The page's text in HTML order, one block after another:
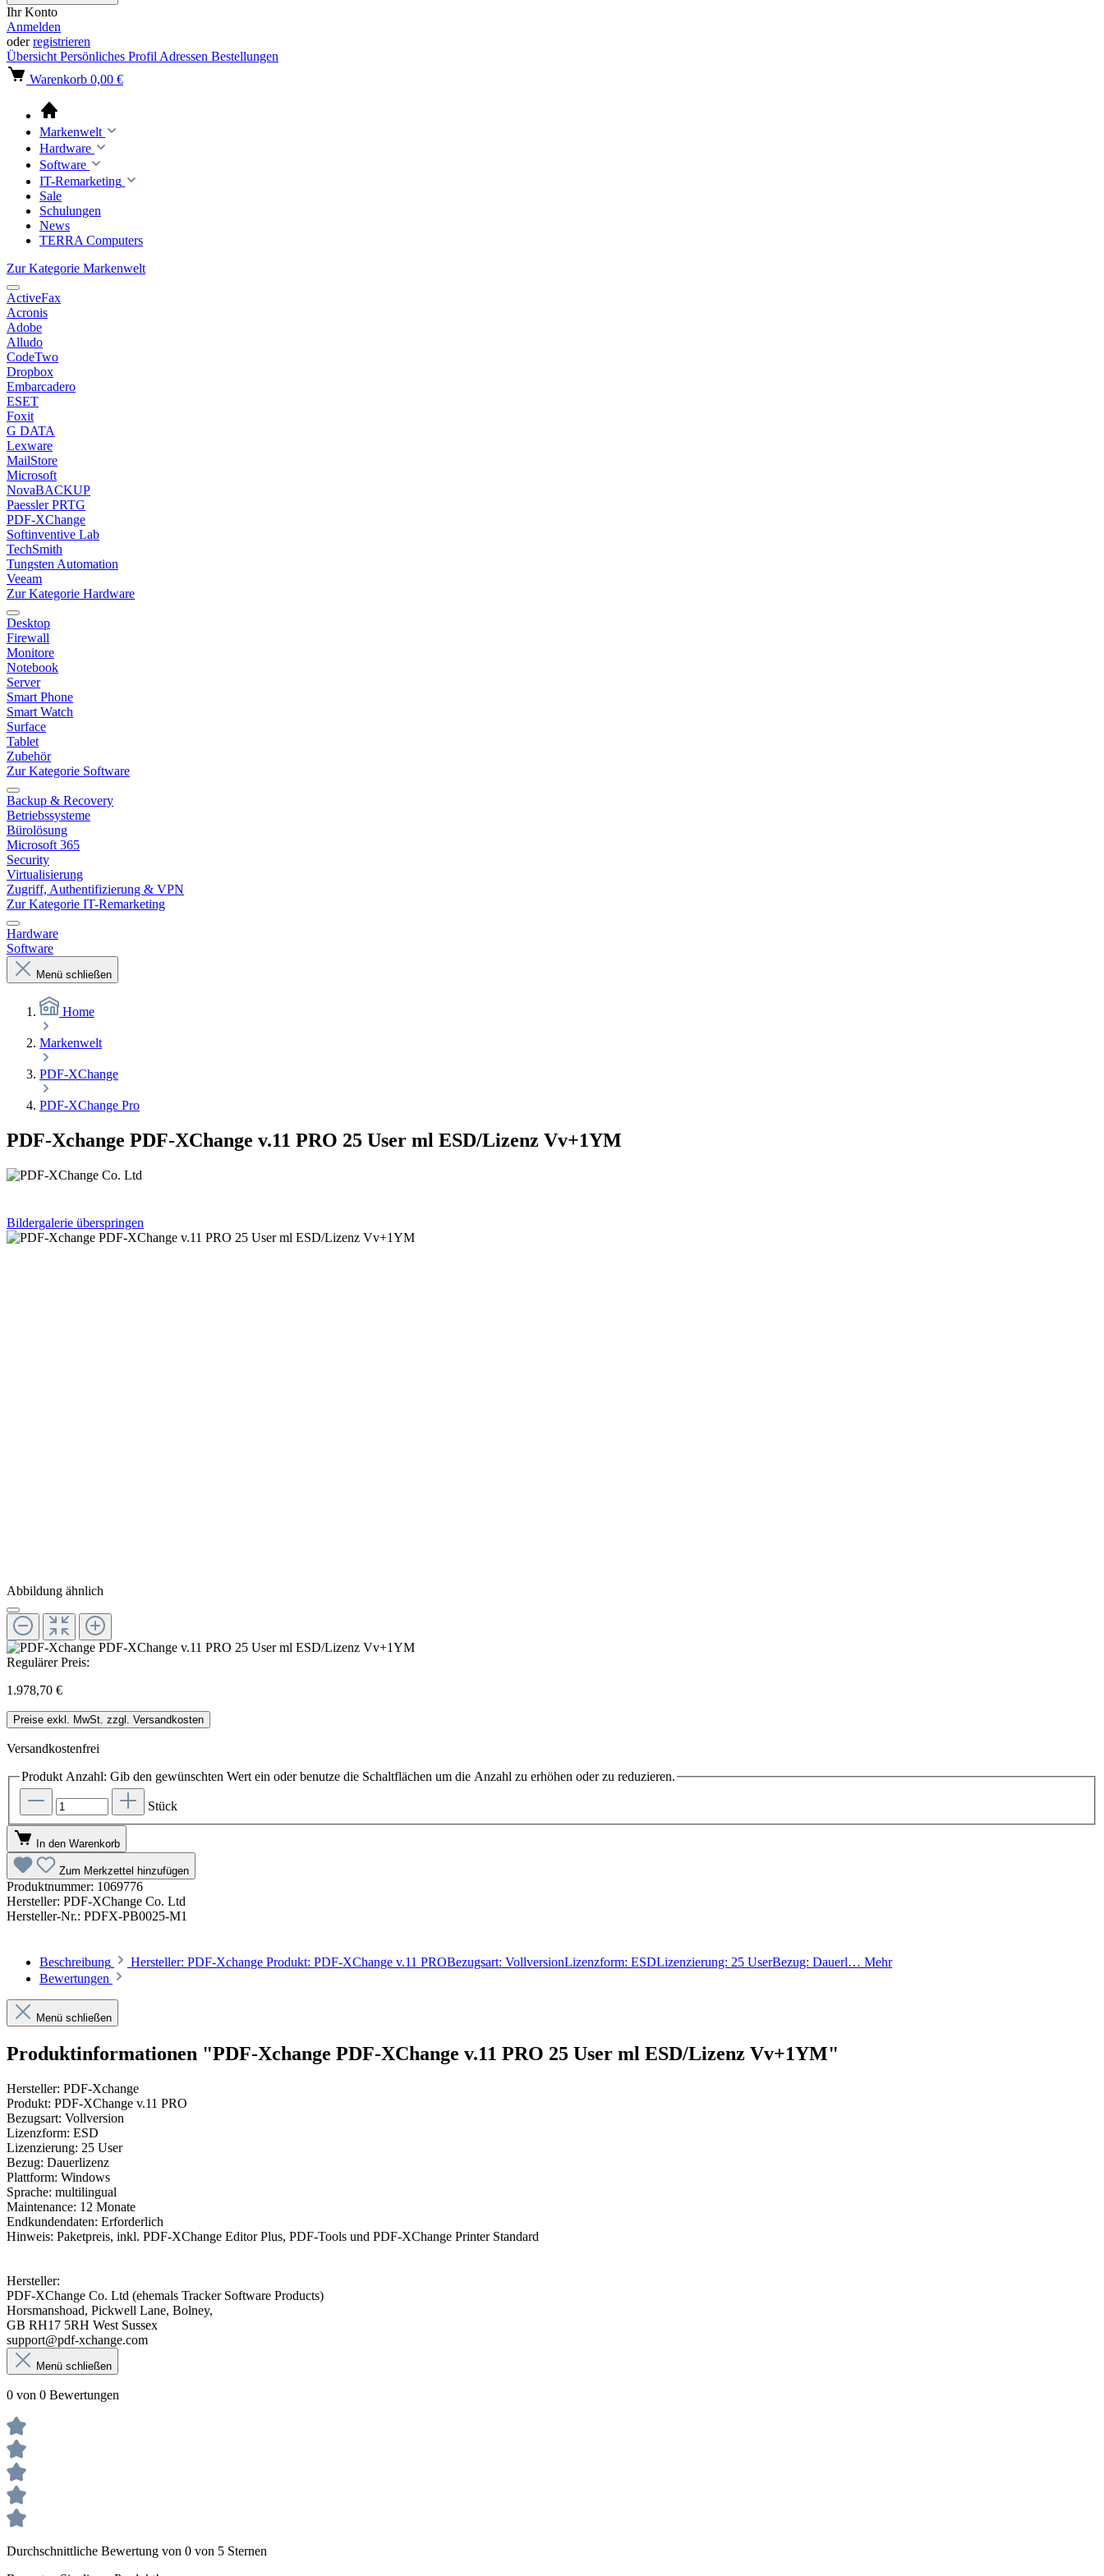
Ihr Konto
Anmelden
oderregistrieren
Übersicht Persönliches Profil Adressen Bestellungen
Warenkorb 0,00 €
Markenwelt
Hardware
Software
IT-Remarketing
Sale
Schulungen
News
TERRA Computers
Zur Kategorie Markenwelt
ActiveFax
Acronis
Adobe
Alludo
CodeTwo
Dropbox
Embarcadero
ESET
Foxit
G DATA
Lexware
MailStore
Microsoft
NovaBACKUP
Paessler PRTG
PDF-XChange
Softinventive Lab
TechSmith
Tungsten Automation
Veeam
Zur Kategorie Hardware
Desktop
Firewall
Monitore
Notebook
Server
Smart Phone
Smart Watch
Surface
Tablet
Zubehör
Zur Kategorie Software
Backup & Recovery
Betriebssysteme
Bürolösung
Microsoft 365
Security
Virtualisierung
Zugriff, Authentifizierung & VPN
Zur Kategorie IT-Remarketing
Hardware
Software
Menü schließen
Home
Markenwelt
PDF-XChange
PDF-XChange Pro
PDF-Xchange PDF-XChange v.11 PRO 25 User ml ESD/Lizenz Vv+1YM
Bildergalerie überspringen
Abbildung ähnlich
Regulärer Preis:
1.978,70 €
Preise exkl. MwSt. zzgl. Versandkosten
Versandkostenfrei
Produkt Anzahl: Gib den gewünschten Wert ein oder benutze die Schaltflächen um die Anzahl zu erhöhen oder zu reduzieren.
Stück
In den Warenkorb
Zum Merkzettel hinzufügen
Produktnummer: 1069776
Hersteller: PDF-XChange Co. Ltd
Hersteller-Nr.: PDFX-PB0025-M1
Beschreibung Hersteller: PDF-Xchange Produkt: PDF-XChange v.11 PROBezugsart: VollversionLizenzform: ESDLizenzierung: 25 UserBezug: Dauerl… Mehr
Bewertungen
Menü schließen
Produktinformationen "PDF-Xchange PDF-XChange v.11 PRO 25 User ml ESD/Lizenz Vv+1YM"
Hersteller: PDF-Xchange
Produkt: PDF-XChange v.11 PRO
Bezugsart: Vollversion
Lizenzform: ESD
Lizenzierung: 25 User
Bezug: Dauerlizenz
Plattform: Windows
Sprache: multilingual
Maintenance: 12 Monate
Endkundendaten: Erforderlich
Hinweis: Paketpreis, inkl. PDF-XChange Editor Plus, PDF-Tools und PDF-XChange Printer Standard
Hersteller:
PDF-XChange Co. Ltd (ehemals Tracker Software Products)
Horsmanshoad, Pickwell Lane, Bolney,
GB RH17 5RH West Sussex
support@pdf-xchange.com
Menü schließen
0 von 0 Bewertungen
Durchschnittliche Bewertung von 0 von 5 Sternen